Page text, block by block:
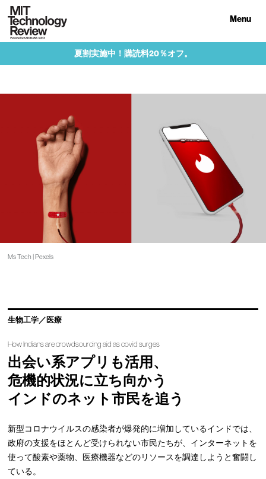
Menu
夏割実施中！購読料20％オフ。
Ms Tech | Pexels
生物工学／医療
How Indians are crowdsourcing aid as covid surges
出会い系アプリも活用、
危機的状況に立ち向かう
インドのネット市民を追う
新型コロナウイルスの感染者が爆発的に増加しているインドでは、
政府の支援をほとんど受けられない市民たちが、インターネットを
使って酸素や薬物、医療機器などのリソースを調達しようと奮闘し
ている。